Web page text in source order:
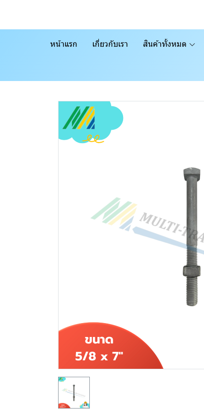
หน้าแรก เกี่ยวกับเรา สินค้าทั้งหมด